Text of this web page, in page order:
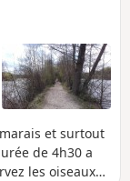
et surtout
de 4h30 a
les oiseaux